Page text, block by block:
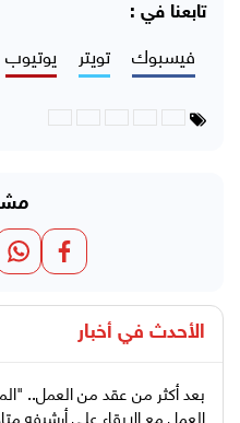
تابعنا في :
فيسبوك تويتر يوتيوب
الأحدث في أخبار
بعد أكثر من عقد من العمل..
العمل مع الإبقاء على أرشيفه